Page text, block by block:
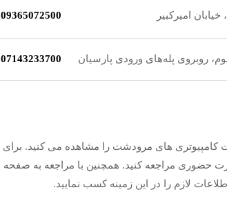
امیرکبیر 09365072500
روبروی پله‌های ورودی پارسیان 07143233700
کامپیوتری های مرودشت را مشاهده می کنید. برای
حضوری مراجعه کنید. همچنین با مراجعه به صفحه
لازم را در این زمینه کسب نمایید.